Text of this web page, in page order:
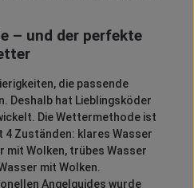
– und der perfekte
die passende
Deshalb hat Lieblingsköder
Die Wettermethode ist
4 Zuständen: klares Wasser
mit Wolken, trübes Wasser
mit Wolken.
Angelguides wurde